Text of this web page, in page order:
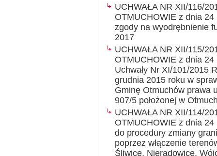
UCHWAŁA NR XII/116/
OTMUCHOWIE z dnia
zgody na wyodrębnienie
2017
UCHWAŁA NR XII/115/
OTMUCHOWIE z dnia
Uchwały Nr XI/101/2015
grudnia 2015 roku w
Gminę Otmuchów prawa
907/5 położonej w
UCHWAŁA NR XII/114/
OTMUCHOWIE z dnia
do procedury zmiany
poprzez włączenie
Śliwice, Nieradowice,